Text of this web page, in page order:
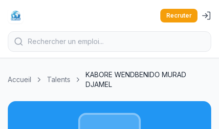
Recruter
Accueil Talents
KABORE WENDBENIDO MURAD
DJAMEL